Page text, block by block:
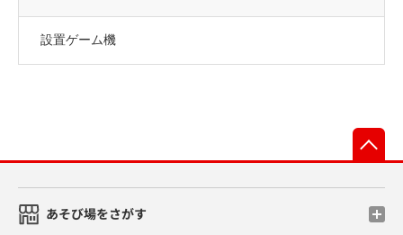
設置ゲーム機
あそび場をさがす